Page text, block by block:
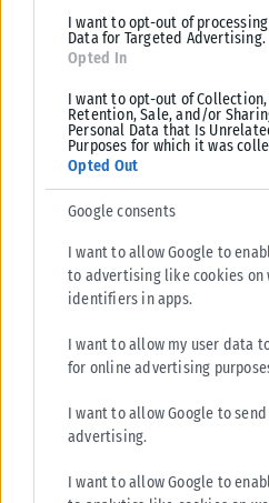
I want to opt-out of
Data for Targeted Advertising.
Opted In
I want to opt-out of Collection,
Retention, Sale, and/or
Personal Data that Is
Purposes for which it was
Opted Out
Google consents
I want to allow Google to
to advertising like cookies on
identifiers in apps.
I want to allow my user data
for online advertising
I want to allow Google to
advertising.
I want to allow Google to
ΟΙΚΟΝΟΜΊΑ
ΟΠΕΚΑ: Αύριο η δεύτερη
Λογαριασμού Αγροτικής Εστίας
Η δεύτερη πληρωμή του χρηματικού
τους δικαιούχους θα
σύμφωνα με τον...
KARFITSANEWS 06/08/2026